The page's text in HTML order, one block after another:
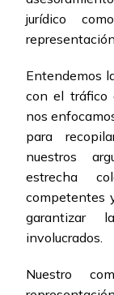
jurídico
Entendemos
con el tráfico
nos
para
nuestros
estrecha
competentes
garantizar
involucrados.
Nuestro